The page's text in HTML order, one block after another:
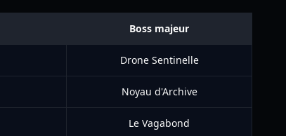
Boss majeur
Drone Sentinelle
Noyau d'Archive
Le Vagabond